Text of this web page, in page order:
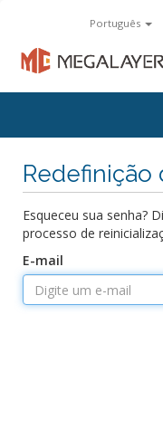
Português
Redefinição
Esqueceu sua senha?
processo de
E-mail